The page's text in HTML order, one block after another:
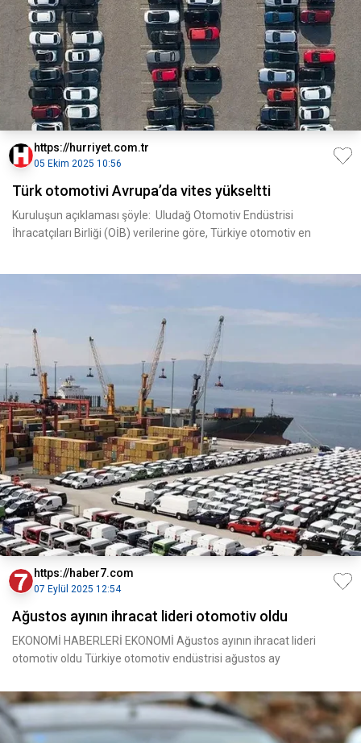
https://hurriyet.com.tr
05 Ekim 2025 10:56
Türk otomotivi Avrupa’da vites yükseltti
Kuruluşun açıklaması şöyle: Uludağ Otomotiv Endüstrisi
İhracatçıları Birliği (OİB) verilerine göre, Türkiye otomotiv en
https://haber7.com
07 Eylül 2025 12:54
Ağustos ayının ihracat lideri otomotiv oldu
EKONOMİ HABERLERİ EKONOMİ Ağustos ayının ihracat lideri
otomotiv oldu Türkiye otomotiv endüstrisi ağustos ay